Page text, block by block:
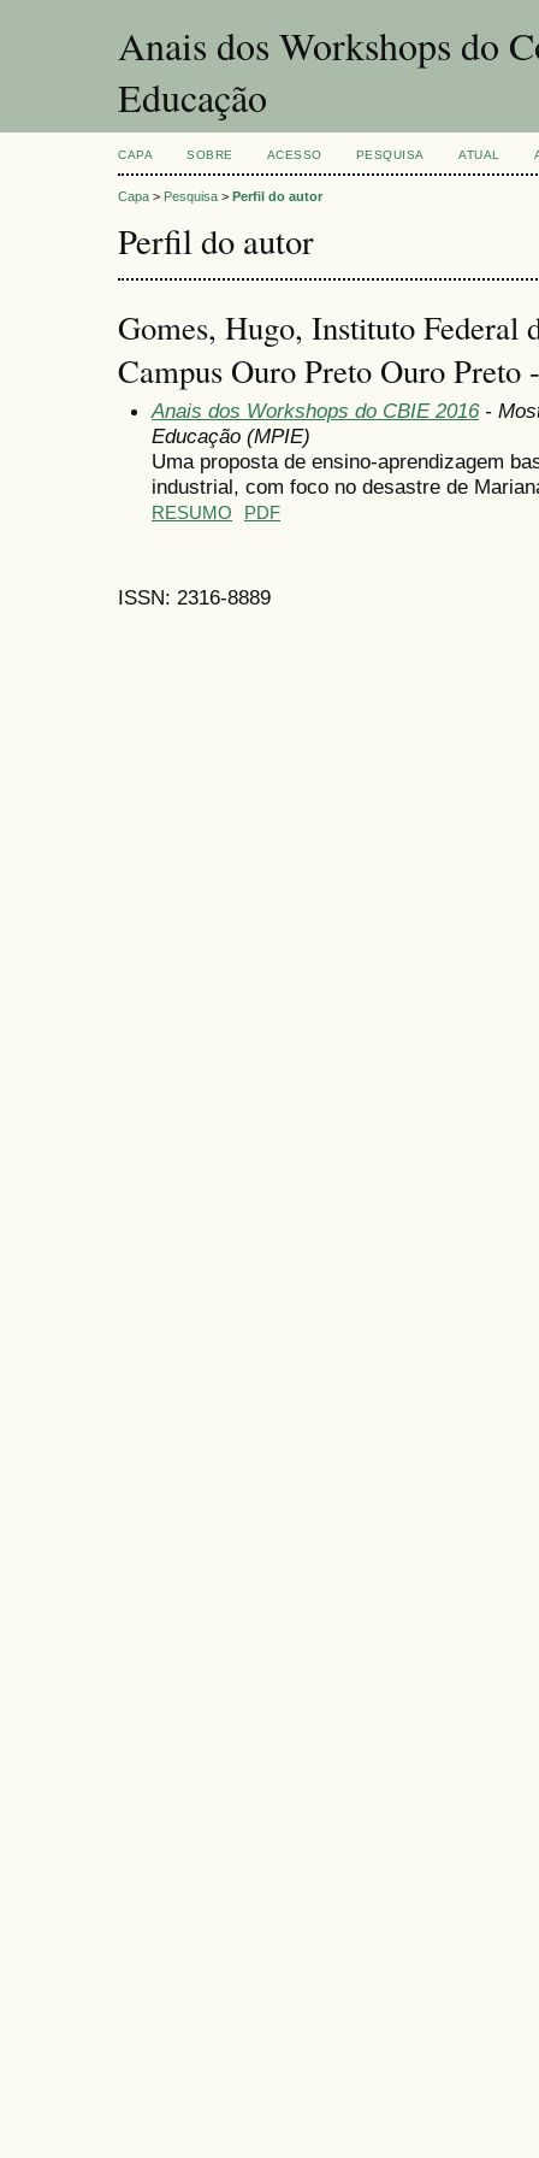
Anais dos Workshops do
Educação
CAPA SOBRE ACESSO PESQUISA ATUAL
Capa > Pesquisa > Perfil do autor
Perfil do autor
Gomes, Hugo, Instituto Federal
Campus Ouro Preto Ouro
Anais dos Workshops do CBIE 2016-
Educação (MPIE)
Uma proposta de ensino-aprendizagem
industrial, com foco no desastre de
RESUMO PDF
ISSN: 2316-8889